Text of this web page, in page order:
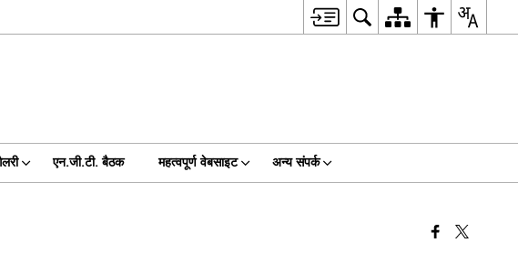
एन.जी.टी. बैठक महत्वपूर्ण वेबसाइट अन्य संपर्क